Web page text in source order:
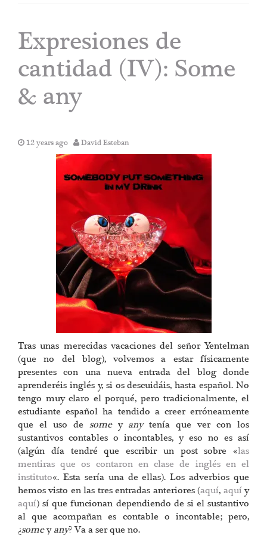
Expresiones de
cantidad (IV): Some
& any
12 years ago David Esteban
Tras unas merecidas vacaciones del señor Yentelman
(que no del blog), volvemos a estar físicamente
presentes con una nueva entrada del blog donde
aprenderéis inglés y, si os descuidáis, hasta español. No
tengo muy claro el porqué, pero tradicionalmente, el
estudiante español ha tendido a creer erróneamente
que el uso de some yanytenía que ver con los
sustantivos contables o incontables, y eso no es así
(algún día tendré que escribir un post sobre «las
mentiras que os contaron en clase de inglés en el
instituto«. Esta sería una de ellas). Los adverbios que
hemos visto en las tres entradas anteriores (aquí, aquíy
aquí) sí que funcionan dependiendo de si el sustantivo
al que acompañan es contable o incontable; pero,
¿someyany? Va a ser que no.